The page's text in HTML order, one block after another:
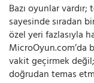
Bazı oyunlar
sayesinde sıradan
özel yeri fazlasıyla
MicroOyun.com’da
vakit geçirmek
doğrudan temas